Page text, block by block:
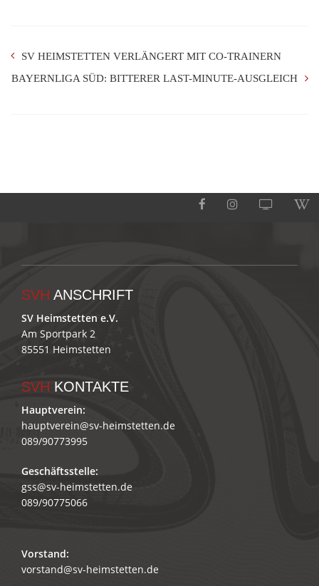
SV HEIMSTETTEN VERLÄNGERT MIT CO-TRAINERN
BAYERNLIGA SÜD: BITTERER LAST-MINUTE-AUSGLEICH
SVH ANSCHRIFT
SV Heimstetten e.V.
Am Sportpark 2
85551 Heimstetten
SVH KONTAKTE
Hauptverein:
hauptverein@sv-heimstetten.de
089/90773995
Geschäftsstelle:
gss@sv-heimstetten.de
089/90775066
Vorstand:
vorstand@sv-heimstetten.de